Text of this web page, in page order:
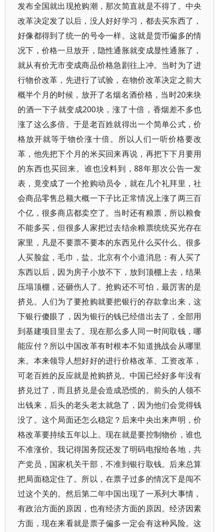
发布全国就出现抢购潮，那次简直就是不得了。中央
改革决定发了以后，没人好好学习，都去买东西了，
好像都得到了统一的号令一样。这就是货币偏多的情
况下，价格一旦放开，隐性通胀就变成显性通胀了，
就从有价无市变成商品价格急剧往上冲。当时为了进
行物价改革，先进行了试验，在物价改革决定之前大
概半个月的时候，放开了名烟名酒价格，当时20来块
的酒一下子就变成200块，涨了十倍，香烟差不多也
涨了这么多倍。于是老百姓就得出一个简单公式，价
格放开就等于物价涨十倍。所以人们一听价格要改
革，他先把下个月的米买回来再说，再把下下月要用
的东西也买回来。谁也没料到，88年那次公告一发
表，竟变成了一个抢购动员令，就在几个礼拜里，社
会商品零售总额大概一下子比正常情况上涨了两三百
个亿，很多商店都卖空了。当时还有粮票，所以粮食
不能多买，但很多人家把过去结余粮票统统买光存在
家里，凡是不要票不要本的东西见什么买什么。很多
人买脸盆，毛巾，盐。北京有个小道消息：有人买了
东西以后，因为房子小放不下，放到顶棚上去，结果
压塌顶棚，还砸伤人了。抢购还不可怕，最厉害的是
挤兑。人们为了要抢购就要把银行的存款拿出来，这
下银行傻眼了，因为银行的钱已经借出去了，全部用
到基建项目里去了。现在那么多人同一时间取钱，哪
能应付？所以中国改革有时根本不知道挑战会从哪里
来。本来领导人想好好的进行价格改革、工资改革，
可老百姓的反应就是抢购挤兑。中国已经好多年没有
挤兑过了，而且挤兑是会造成恐慌的。前头的人领不
出钱来，后头的老头老太就急了，因为他们会觉得钱
没了。这个局面还怎么稳定？后来中央出来声明，价
格改革要持续五年以上。现在就是要控制物价，谁也
不准涨价。我记得国务院还发了明码电报给各地，共
产党员，国家机关干部，不准到银行取钱。后来总算
把局面稳定住了。所以，在票子过多的情况下是闯不
过这个关的。然后第二年中国出现了一系列大事情，
有政治方面的原因，也有经济方面的原因。经济因素
方面，现在来看就是票子偏多一定会有这种风险。这